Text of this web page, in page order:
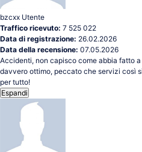
bzcxx Utente
Traffico ricevuto: 7 525 022
Data di registrazione: 26.02.2026
Data della recensione: 07.05.2026
Accidenti, non capisco come abbia fatto
davvero ottimo, peccato che servizi così
per tutto!
Espandi